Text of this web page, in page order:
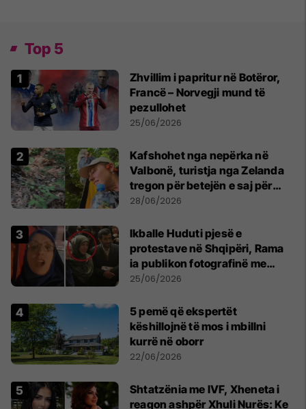
Top 5
Zhvillim i papritur në Botëror,
Francë – Norvegji mund të
pezullohet
25/06/2026
Kafshohet nga nepërka në
Valbonë, turistja nga Zelanda
tregon për betejën e saj për
mbijetesë
28/06/2026
Ikballe Huduti pjesë e
protestave në Shqipëri, Rama
ia publikon fotografinë me
Ahmadinejadin e Iranit
25/06/2026
5 pemë që ekspertët
këshillojnë të mos i mbillni
kurrë në oborr
22/06/2026
Shtatzënia me IVF, Xheneta i
reagon ashpër Xhuli Nurës: Ke